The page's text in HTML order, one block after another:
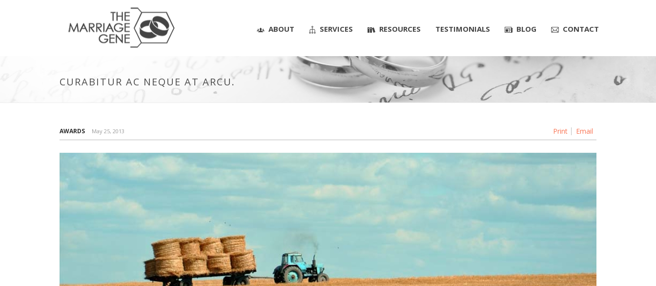
ABOUT SERVICES RESOURCES TESTIMONIALS BLOG CONTACT
CURABITUR AC NEQUE AT ARCU.
Print Email
AWARDS May 25, 2013